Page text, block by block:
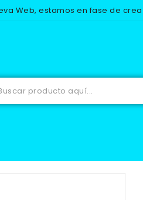
Web, estamos en fase de
EQUIPACION